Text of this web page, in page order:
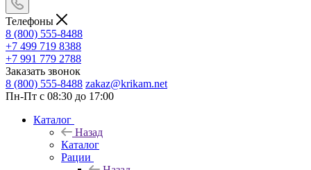
Телефоны
8 (800) 555-8488
+7 499 719 8388
+7 991 779 2788
Заказать звонок
8 (800) 555-8488 zakaz@krikam.net
Пн-Пт с 08:30 до 17:00
Каталог
Назад
Каталог
Рации